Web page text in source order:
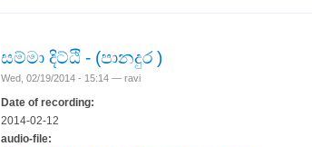
සම්මා දිට්ඨි - (පානදුර )
Wed, 02/19/2014 - 15:14 — ravi
Date of recording:
2014-02-12
audio-file: